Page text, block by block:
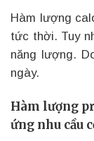
Hàm lượng
tức thời. Tuy
năng lượng.
ngày.
Hàm lượng
ứng nhu cầu